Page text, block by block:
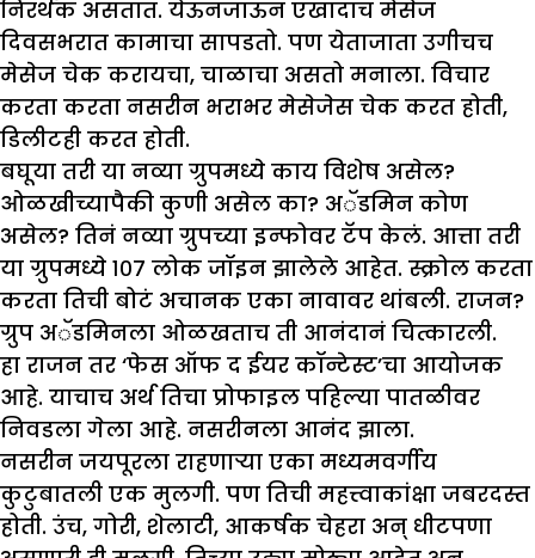
निरर्थक असतात. येऊनजाऊन एखादाच मेसेज
दिवसभरात कामाचा सापडतो. पण येताजाता उगीचच
मेसेज चेक करायचा, चाळाचा असतो मनाला. विचार
करता करता नसरीन भराभर मेसेजेस चेक करत होती,
डिलीटही करत होती.
बघूया तरी या नव्या ग्रुपमध्ये काय विशेष असेल?
ओळखीच्यापैकी कुणी असेल का? अॅडमिन कोण
असेल? तिनं नव्या ग्रुपच्या इन्फोवर टॅप केलं. आत्ता तरी
या ग्रुपमध्ये १०७ लोक जॉइन झालेले आहेत. स्क्रोल करता
करता तिची बोटं अचानक एका नावावर थांबली. राजन?
ग्रुप अॅडमिनला ओळखताच ती आनंदानं चित्कारली.
हा राजन तर ‘फेस ऑफ द ईयर कॉन्टेस्ट’चा आयोजक
आहे. याचाच अर्थ तिचा प्रोफाइल पहिल्या पातळीवर
निवडला गेला आहे. नसरीनला आनंद झाला.
नसरीन जयपूरला राहणाऱ्या एका मध्यमवर्गीय
कुटुबातली एक मुलगी. पण तिची महत्त्वाकांक्षा जबरदस्त
होती. उंच, गोरी, शेलाटी, आकर्षक चेहरा अन् धीटपणा